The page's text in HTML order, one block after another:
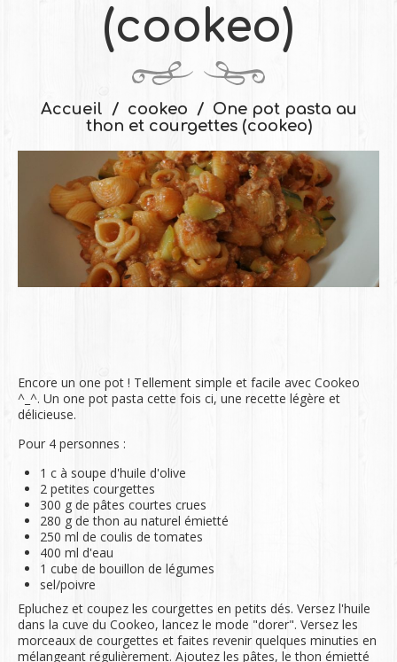
(cookeo)
Accueil cookeo
One pot pasta au
thon et courgettes (cookeo)
Encore un one pot ! Tellement simple et facile avec Cookeo
^_^. Un one pot pasta cette fois ci, une recette légère et
délicieuse.
Pour 4 personnes :
1 c à soupe d'huile d'olive
2 petites courgettes
300 g de pâtes courtes crues
280 g de thon au naturel émietté
250 ml de coulis de tomates
400 ml d'eau
1 cube de bouillon de légumes
sel/poivre
Epluchez et coupez les courgettes en petits dés. Versez l'huile
dans la cuve du Cookeo, lancez le mode "dorer". Versez les
morceaux de courgettes et faites revenir quelques minuties en
mélangeant régulièrement. Ajoutez les pâtes, le thon émietté